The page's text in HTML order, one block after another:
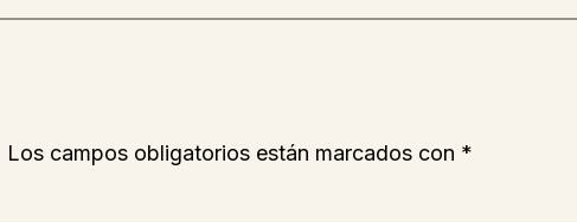
Los campos obligatorios están marcados con *